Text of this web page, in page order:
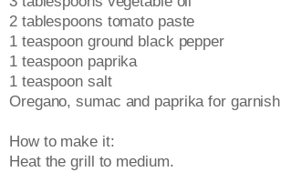
2 tablespoons tomato paste
1 teaspoon ground black pepper
1 teaspoon paprika
1 teaspoon salt
Oregano, sumac and paprika for garnish
How to make it:
Heat the grill to medium.